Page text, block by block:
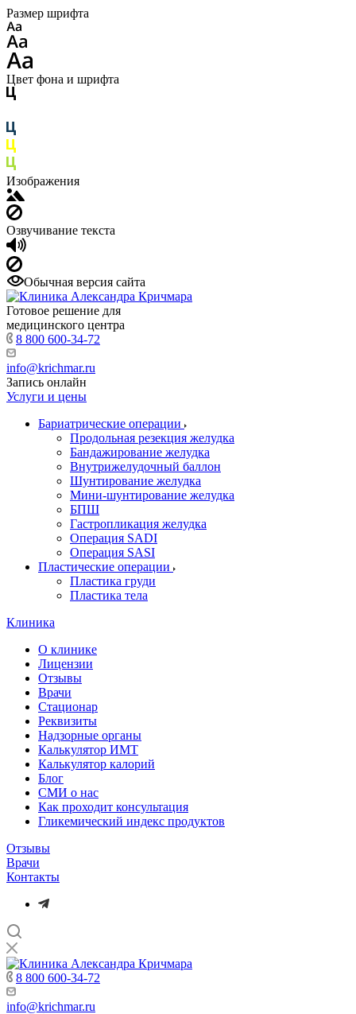
Размер шрифта
Цвет фона и шрифта
Изображения
Озвучивание текста
Обычная версия сайта
Готовое решение для
медицинского центра
8 800 600-34-72
info@krichmar.ru
Запись онлайн
Услуги и цены
Бариатрические операции
Продольная резекция желудка
Бандажирование желудка
Внутрижелудочный баллон
Шунтирование желудка
Мини-шунтирование желудка
БПШ
Гастропликация желудка
Операция SADI
Операция SASI
Пластические операции
Пластика груди
Пластика тела
Клиника
О клинике
Лицензии
Отзывы
Врачи
Стационар
Реквизиты
Надзорные органы
Калькулятор ИМТ
Калькулятор калорий
Блог
СМИ о нас
Как проходит консультация
Гликемический индекс продуктов
Отзывы
Врачи
Контакты
8 800 600-34-72
info@krichmar.ru